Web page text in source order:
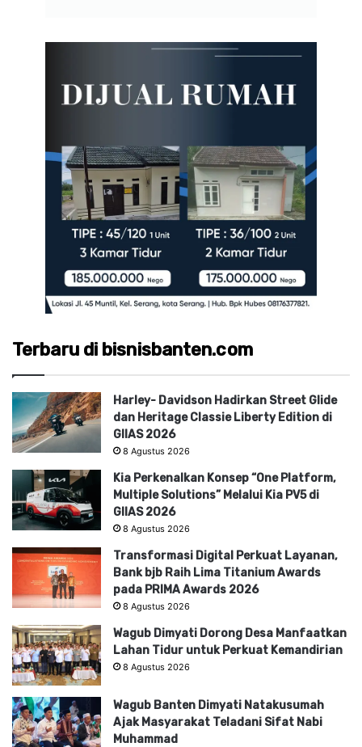
Terbaru di bisnisbanten.com
Harley- Davidson Hadirkan Street Glide
dan Heritage Classie Liberty Edition di
GIIAS 2026
8 Agustus 2026
Kia Perkenalkan Konsep “One Platform,
Multiple Solutions” Melalui Kia PV5 di
GIIAS 2026
8 Agustus 2026
Transformasi Digital Perkuat Layanan,
Bank bjb Raih Lima Titanium Awards
pada PRIMA Awards 2026
8 Agustus 2026
Wagub Dimyati Dorong Desa Manfaatkan
Lahan Tidur untuk Perkuat Kemandirian
8 Agustus 2026
Wagub Banten Dimyati Natakusumah
Ajak Masyarakat Teladani Sifat Nabi
Muhammad